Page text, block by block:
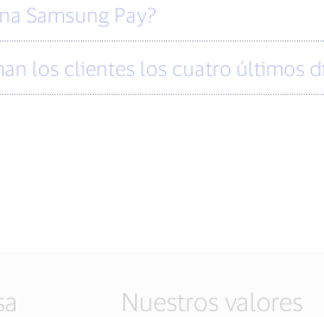
Samsung Pay?
los clientes los cuatro últimos
Nuestros valores